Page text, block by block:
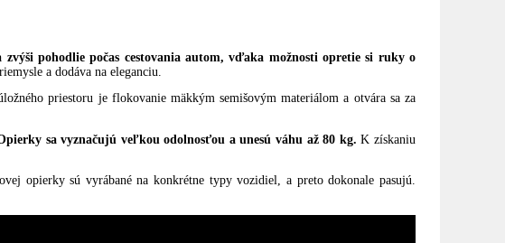
pohodlie počas cestovania autom, vďaka možnosti opretie si ruky o
a dodáva na eleganciu.
priestoru je flokovanie mäkkým semišovým materiálom a otvára sa za
sa vyznačujú veľkou odolnosťou a unesú váhu až 80 kg. K získaniu
opierky sú vyrábané na konkrétne typy vozidiel, a preto dokonale pasujú.